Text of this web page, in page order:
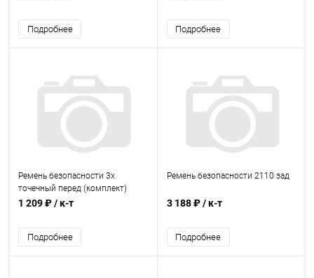
Подробнее Подробнее
Ремень безопасности 3х
точечный перед (комплект)
1 209 ₽/ к-т
Подробнее
Ремень безопасности 2110 зад
3 188 ₽/ к-т
Подробнее